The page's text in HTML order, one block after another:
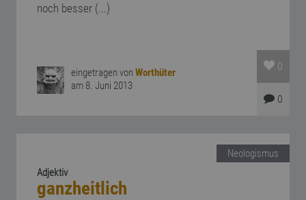
noch besser (...)
eingetragen vonWorthüter
am 8. Juni 2013
0
0
Neologismus
Adjektiv
ganzheitlich